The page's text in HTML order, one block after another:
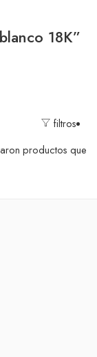
18K”
filtros
productos que